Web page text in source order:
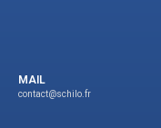
MAIL
contact@schilo.fr